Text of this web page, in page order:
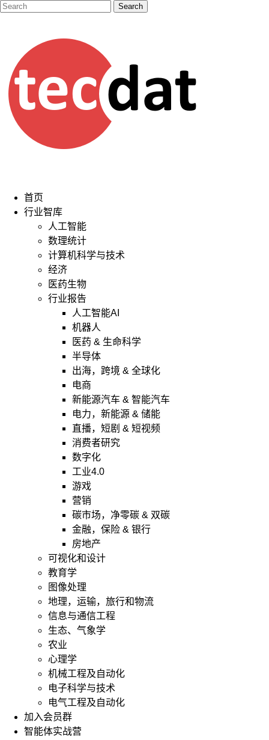
首页
行业智库
人工智能
数理统计
计算机科学与技术
经济
医药生物
行业报告
人工智能AI
机器人
医药 & 生命科学
半导体
出海，跨境 & 全球化
电商
新能源汽车 & 智能汽车
电力，新能源 & 储能
直播，短剧 & 短视频
消费者研究
数字化
工业4.0
游戏
营销
碳市场，净零碳 & 双碳
金融，保险 & 银行
房地产
可视化和设计
教育学
图像处理
地理，运输，旅行和物流
信息与通信工程
生态、气象学
农业
心理学
机械工程及自动化
电子科学与技术
电气工程及自动化
加入会员群
智能体实战营